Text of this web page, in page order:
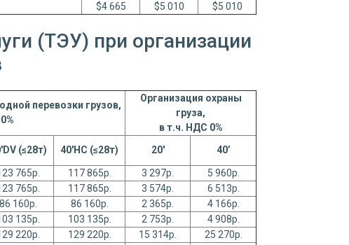
$4 665 $5 010 $5 010
(ТЭУ) при организации
перевозки грузов,
Организация охраны
груза,
в т.ч. НДС 0%
(≤28т) 40'HC (≤28т) 20' 40’
765р. 117 865р. 3 297р.
5 960р.
765р. 117 865р. 3 574р.
6 513р.
86 160р. 86 160р. 2 365р.
4 166р.
135р. 103 135р. 2 753р.
4 908р.
220р. 129 220р. 15 314р.
25 270р.